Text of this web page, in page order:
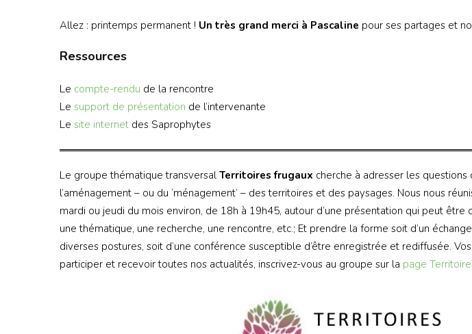
Allez : printemps permanent ! Un très grand merci à Pascaline pour ses partages et
Ressources
Le compte-rendu de la rencontre
Le support de présentation de l’intervenante
Le site internet des Saprophytes
Le groupe thématique transversal Territoires frugaux cherche à adresser les
l’aménagement – ou du ‘ménagement’ – des territoires et des paysages. Nous nous
mardi ou jeudi du mois environ, de 18h à 19h45, autour d’une présentation qui peut être
une thématique, une recherche, une rencontre, etc.; Et prendre la forme soit d’un
diverses postures, soit d’une conférence susceptible d’être enregistrée et rediffusée.
participer et recevoir toutes nos actualités, inscrivez-vous au groupe sur la page